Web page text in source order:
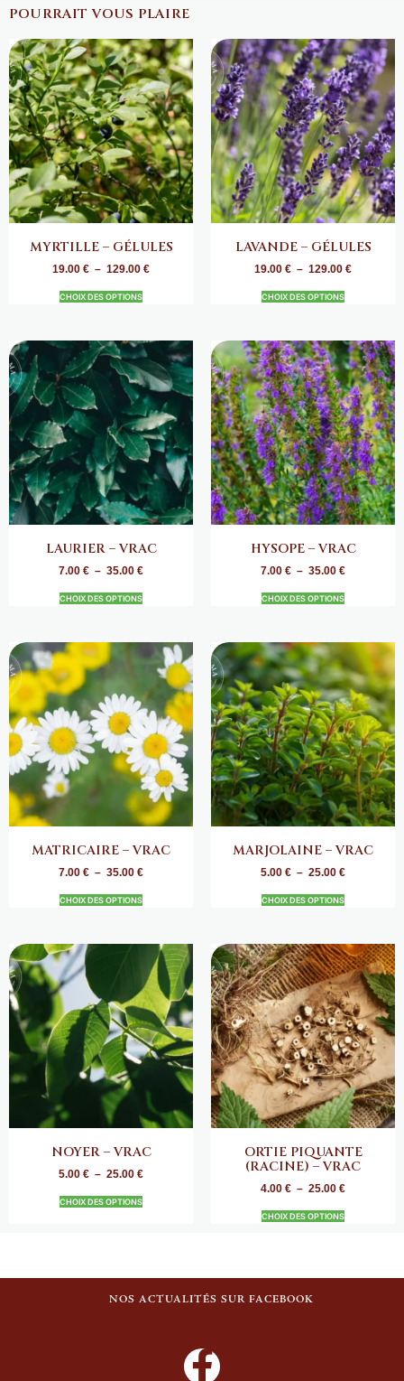
POURRAIT VOUS PLAIRE
MYRTILLE – GÉLULES
19.00 € – 129.00 €
CHOIX DES OPTIONS
LAVANDE – GÉLULES
19.00 € – 129.00 €
CHOIX DES OPTIONS
LAURIER – VRAC
7.00 € – 35.00 €
CHOIX DES OPTIONS
HYSOPE – VRAC
7.00 € – 35.00 €
CHOIX DES OPTIONS
MATRICAIRE – VRAC
7.00 € – 35.00 €
CHOIX DES OPTIONS
MARJOLAINE – VRAC
5.00 € – 25.00 €
CHOIX DES OPTIONS
NOYER – VRAC
5.00 € – 25.00 €
CHOIX DES OPTIONS
ORTIE PIQUANTE
(RACINE) – VRAC
4.00 € – 25.00 €
CHOIX DES OPTIONS
NOS ACTUALITÉS SUR FACEBOOK